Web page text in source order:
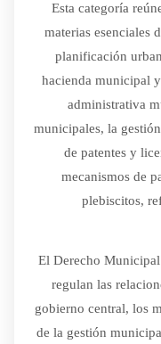
Esta categoría
materias esenciales
planificación
hacienda municipal
administrativa
municipales, la
de patentes y
mecanismos de
plebiscitos,
El Derecho
regulan las
gobierno central, los
de la gestión